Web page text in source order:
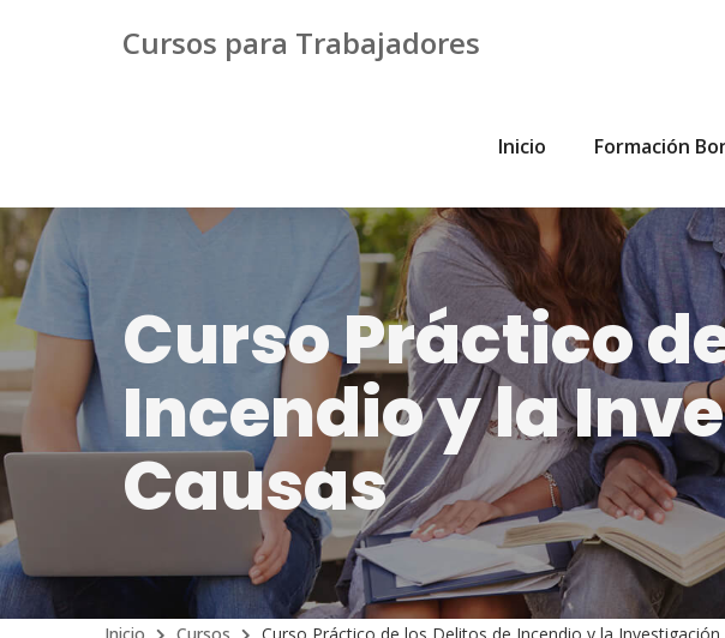
Cursos para Trabajadores
Inicio Formación
Curso Práctico
Incendio y la
Causas